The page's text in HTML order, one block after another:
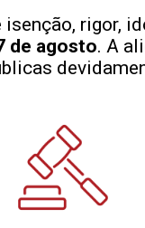
rigor,
de agosto. A